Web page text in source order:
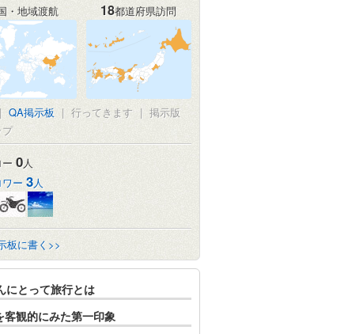
・地域渡航 18都道府県訪問
| QA掲示板 | 行ってきます | 掲示版
プ
0人
ー 3人
板に書く>>
にとって旅行とは
客観的にみた第一印象